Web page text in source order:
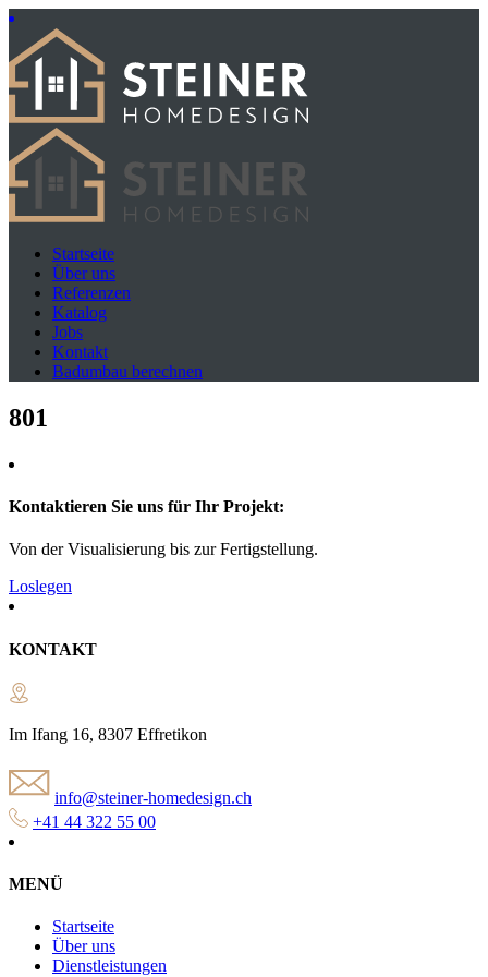
Startseite
Über uns
Referenzen
Katalog
Jobs
Kontakt
Badumbau berechnen
801
Kontaktieren Sie uns für Ihr Projekt:
Von der Visualisierung bis zur Fertigstellung.
Loslegen
KONTAKT
Im Ifang 16, 8307 Effretikon
info@steiner-homedesign.ch
+41 44 322 55 00
MENÜ
Startseite
Über uns
Dienstleistungen